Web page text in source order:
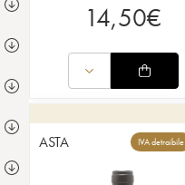
14,50€
ASTA IVA detraibile